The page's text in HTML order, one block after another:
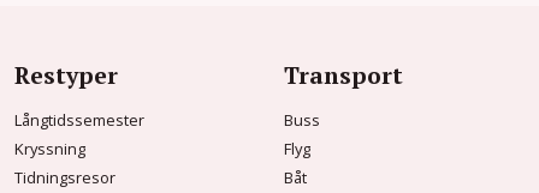
Restyper
Långtidssemester
Kryssning
Tidningsresor
Transport
Buss
Flyg
Båt